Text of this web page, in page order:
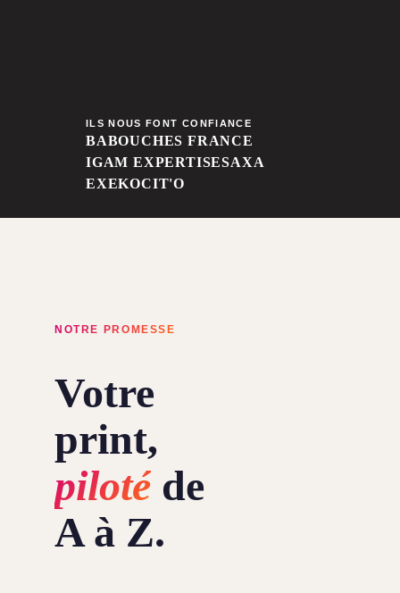
ILS NOUS FONT CONFIANCE
BABOUCHES FRANCE
IGAM EXPERTISESAXA
EXEKOCIT'O
NOTRE PROMESSE
Votre
print,
piloté de
A à Z.